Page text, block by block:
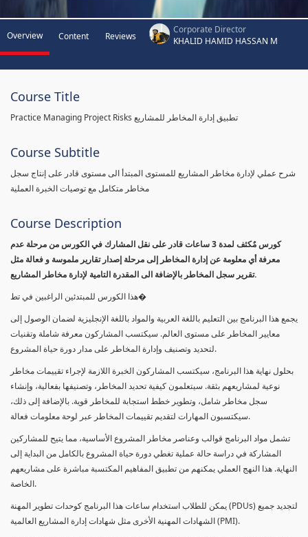
Overview Content Reviews
Corporate Director
KHALID HAMID HASSAN M
Course Title
Practice Managing Project Risks تطبيق إدارة المخاطر للمشاريع
Course Subtitle
شرح عملي لإدارة مخاطر المشاريع للمستوى المبتدأ الى مستوى قادر على إنتاج سجل
مخاطر متكامل مع توصيات الخبرة العملية
Course Description
كورس مٌكثف لمدة 3 ساعات قادر على نقل المشارك في الكورس من مرحلة عدم
معرفة أي معلومة عن إدارة المخاطر إلى مرحلة إصدار تقارير ملموسة و فعالة مثل
تقرير سجل المخاطر بالإضافة الى المقدرة التامية لإدارة مخاطر المشاريع.
هذا الكورس للمبتدئين الراغبين في تط�
يجمع هذا البرنامج بين التعليم باللغة العربية والمواد باللغة الإنجليزية لضمان الوصول إلى
معايير المخاطر على مستوى العالم. سيكتسب المشاركون معرفة شاملة وتقنيات
لتحديد وتصنيف وإدارة المخاطر على مدار دورة حياة المشروع.
بحلول نهاية هذا البرنامج، سيكتسب المشاركون الخبرة اللازمة لإجراء تقييمات مخاطر
نوعية لمشاريعهم بثقة. سيتعلمون كيفية تحديد المخاطر، وتصنيفها بفعالية، وإنشاء
سجل مخاطر شامل، وتطوير خطط استجابة للمخاطر قوية. بالإضافة إلى ذلك،
سيكتسبون المهارات لتقديم تقييمات المخاطر عبر لوحة معلومات فعالة.
تشمل مواد البرنامج قوالب وعناصر مخاطر المشروع الأساسية، مما يتيح للمشاركين
المشاركة في دراسة حالة عملية تغطي دورة حياة المشروع بالكامل من البداية إلى
النهاية. هذا النهج العملي يمكنهم من تطبيق المفاهيم المكتسبة مباشرة على مشاريعهم
الخاصة.
يمكن للطلاب استخدام ساعات هذا البرنامج كوحدات تطوير المهنة (PDUs) لتجديد جميع
الشهادات المهنية الأخرى مثل شهادات إدارة المشاريع العالمية (PMI).